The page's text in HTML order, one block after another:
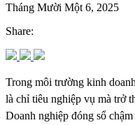
Tháng Mười Một 6, 2025
Share:
Trong môi trường kinh
là chỉ tiêu nghiệp vụ mà trở
Doanh nghiệp đóng sổ